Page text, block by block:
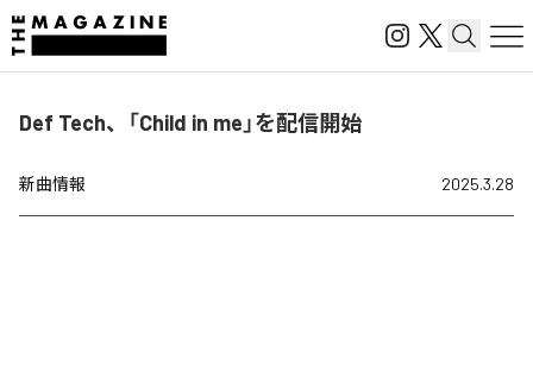
Def Tech、「Child in me」を配信開始
新曲情報 2025.3.28